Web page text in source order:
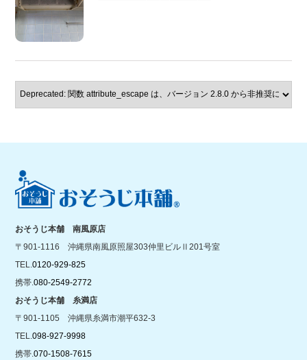
おそうじ本舗 南風原店
〒901-1116 沖縄県南風原照屋303仲里ビルⅡ201号室
TEL.0120-929-825
携帯.080-2549-2772
おそうじ本舗 糸満店
〒901-1105 沖縄県糸満市潮平632-3
TEL.098-927-9998
携帯.070-1508-7615